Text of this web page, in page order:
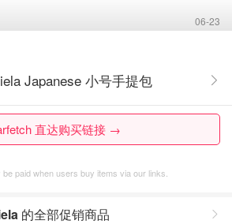
06-23
Japanese 小号手提包
直达购买链接 →
be paid when users buy items via our links.
的全部促销商品